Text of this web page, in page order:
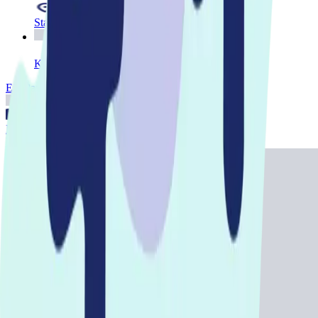
Standorte
Kontakt
Ein Partner von SMINA
Impressum